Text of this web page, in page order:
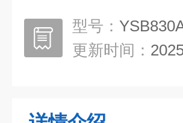
型号：
更新时间：